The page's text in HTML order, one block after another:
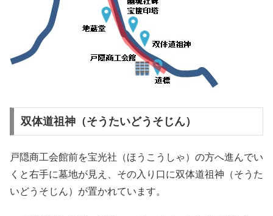
双体道祖神（そうたいどうそじん）
戸隠商工会館前を宝光社（ほうこうしゃ）の方へ進んでい
くと右手に墓地が見え、その入り口に双体道祖神（そうた
いどうそじん）が置かれています。